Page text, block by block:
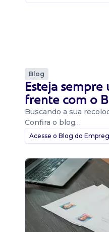
Blog
Esteja sempre
frente com o
Buscando a sua
Confira o blog…
Acesse o Blog do